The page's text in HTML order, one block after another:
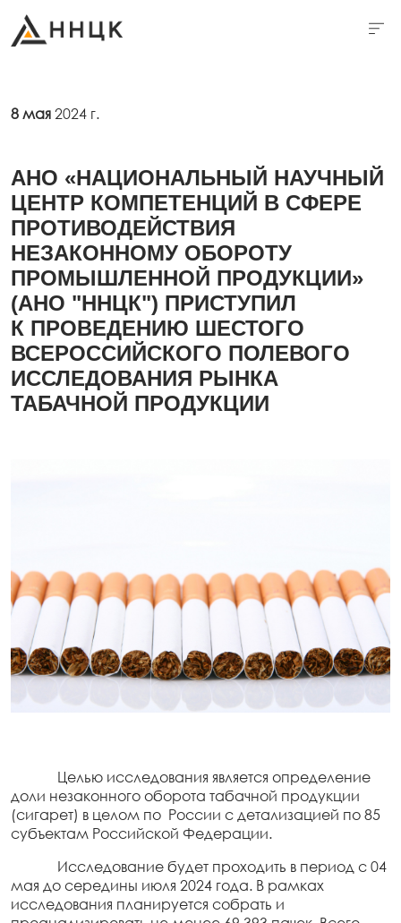
8 мая2024 г.
АНО «НАЦИОНАЛЬНЫЙ НАУЧНЫЙ
ЦЕНТР КОМПЕТЕНЦИЙ В СФЕРЕ
ПРОТИВОДЕЙСТВИЯ
НЕЗАКОННОМУ ОБОРОТУ
ПРОМЫШЛЕННОЙ ПРОДУКЦИИ»
(АНО "ННЦК") ПРИСТУПИЛ
К ПРОВЕДЕНИЮ ШЕСТОГО
ВСЕРОССИЙСКОГО ПОЛЕВОГО
ИССЛЕДОВАНИЯ РЫНКА
ТАБАЧНОЙ ПРОДУКЦИИ
Целью исследования является определение
доли незаконного оборота табачной продукции
(сигарет) в целом по России с детализацией по 85
субъектам Российской Федерации.
Исследование будет проходить в период с 04
мая до середины июля 2024 года. В рамках
исследования планируется собрать и